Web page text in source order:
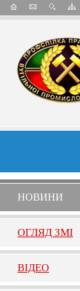
НОВИНИ
ОГЛЯД ЗМI
ВIДЕО